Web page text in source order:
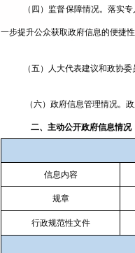
（四）监督保障情况。落实
一步提升公众获取政府信息的便捷性
（五 ）人大代表建议和政协委
（六）政府信息管理情况。
二、 主动公开政府信息情况
信息内容
规章
行政规范性文件